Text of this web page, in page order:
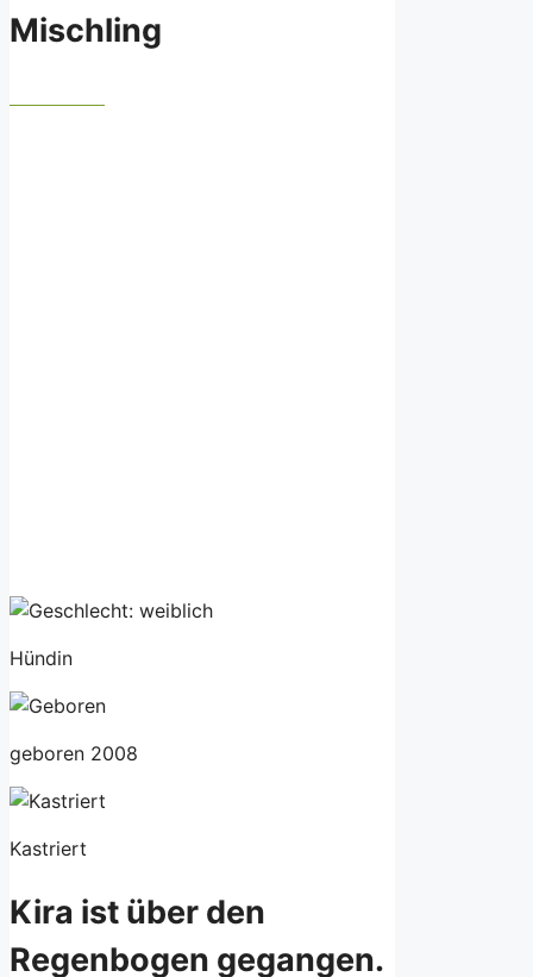
Mischling
Hündin
geboren 2008
Kastriert
Kira ist über den
Regenbogen gegangen.